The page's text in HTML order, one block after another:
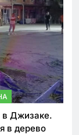
в Джизаке.
в дерево